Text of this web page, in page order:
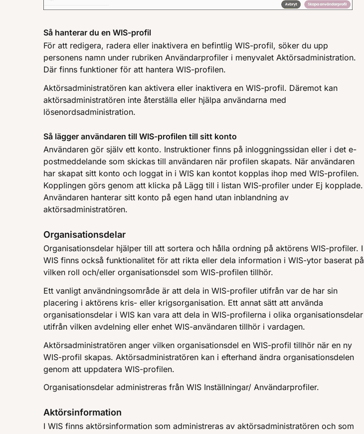
Så hanterar du en WIS-profil
För att redigera, radera eller inaktivera en befintlig WIS-profil, söker du upp
personens namn under rubriken Användarprofiler i menyvalet Aktörsadministration.
Där finns funktioner för att hantera WIS-profilen.
Aktörsadministratören kan aktivera eller inaktivera en WIS-profil. Däremot kan
aktörsadministratören inte återställa eller hjälpa användarna med
lösenordsadministration.
Så lägger användaren till WIS-profilen till sitt konto
Användaren gör själv ett konto. Instruktioner finns på inloggningssidan eller i det e-
postmeddelande som skickas till användaren när profilen skapats. När användaren
har skapat sitt konto och loggat in i WIS kan kontot kopplas ihop med WIS-profilen.
Kopplingen görs genom att klicka på Lägg till i listan WIS-profiler under Ej kopplade.
Användaren hanterar sitt konto på egen hand utan inblandning av
aktörsadministratören.
Organisationsdelar
Organisationsdelar hjälper till att sortera och hålla ordning på aktörens WIS-profiler. I
WIS finns också funktionalitet för att rikta eller dela information i WIS-ytor baserat på
vilken roll och/eller organisationsdel som WIS-profilen tillhör.
Ett vanligt användningsområde är att dela in WIS-profiler utifrån var de har sin
placering i aktörens kris- eller krigsorganisation. Ett annat sätt att använda
organisationsdelar i WIS kan vara att dela in WIS-profilerna i olika organisationsdelar
utifrån vilken avdelning eller enhet WIS-användaren tillhör i vardagen.
Aktörsadministratören anger vilken organisationsdel en WIS-profil tillhör när en ny
WIS-profil skapas. Aktörsadministratören kan i efterhand ändra organisationsdelen
genom att uppdatera WIS-profilen.
Organisationsdelar administreras från WIS Inställningar/ Användarprofiler.
Aktörsinformation
I WIS finns aktörsinformation som administreras av aktörsadministratören och som